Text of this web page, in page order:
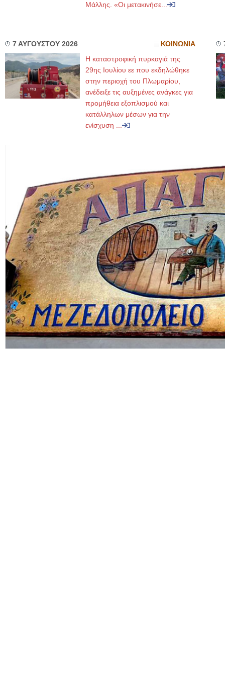
Μάλλης. «Οι μετακινήσε...
7 ΑΥΓΟΥΣΤΟΥ 2026 ΚΟΙΝΩΝΙΑ
Η καταστροφική πυρκαγιά της
29ης Ιουλίου εε που εκδηλώθηκε
στην περιοχή του Πλωμαρίου,
ανέδειξε τις αυξημένες ανάγκες για
προμήθεια εξοπλισμού και
κατάλληλων μέσων για την
ενίσχυση ...